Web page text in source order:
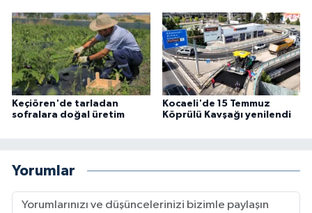
Keçiören'de tarladan
sofralara doğal üretim
Kocaeli'de 15 Temmuz
Köprülü Kavşağı yenilendi
Yorumlar